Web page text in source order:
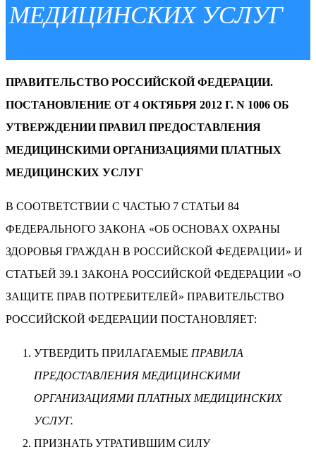
МЕДИЦИНСКИХ УСЛУГ
ПРАВИТЕЛЬСТВО РОССИЙСКОЙ ФЕДЕРАЦИИ.
ПОСТАНОВЛЕНИЕ ОТ 4 ОКТЯБРЯ 2012 Г. N 1006 ОБ
УТВЕРЖДЕНИИ ПРАВИЛ ПРЕДОСТАВЛЕНИЯ
МЕДИЦИНСКИМИ ОРГАНИЗАЦИЯМИ ПЛАТНЫХ
МЕДИЦИНСКИХ УСЛУГ
В СООТВЕТСТВИИ С ЧАСТЬЮ 7 СТАТЬИ 84
ФЕДЕРАЛЬНОГО ЗАКОНА «ОБ ОСНОВАХ ОХРАНЫ
ЗДОРОВЬЯ ГРАЖДАН В РОССИЙСКОЙ ФЕДЕРАЦИИ» И
СТАТЬЕЙ 39.1 ЗАКОНА РОССИЙСКОЙ ФЕДЕРАЦИИ «О
ЗАЩИТЕ ПРАВ ПОТРЕБИТЕЛЕЙ» ПРАВИТЕЛЬСТВО
РОССИЙСКОЙ ФЕДЕРАЦИИ ПОСТАНОВЛЯЕТ:
УТВЕРДИТЬ ПРИЛАГАЕМЫЕ ПРАВИЛА
ПРЕДОСТАВЛЕНИЯ МЕДИЦИНСКИМИ
ОРГАНИЗАЦИЯМИ ПЛАТНЫХ МЕДИЦИНСКИХ
УСЛУГ.
ПРИЗНАТЬ УТРАТИВШИМ СИЛУ